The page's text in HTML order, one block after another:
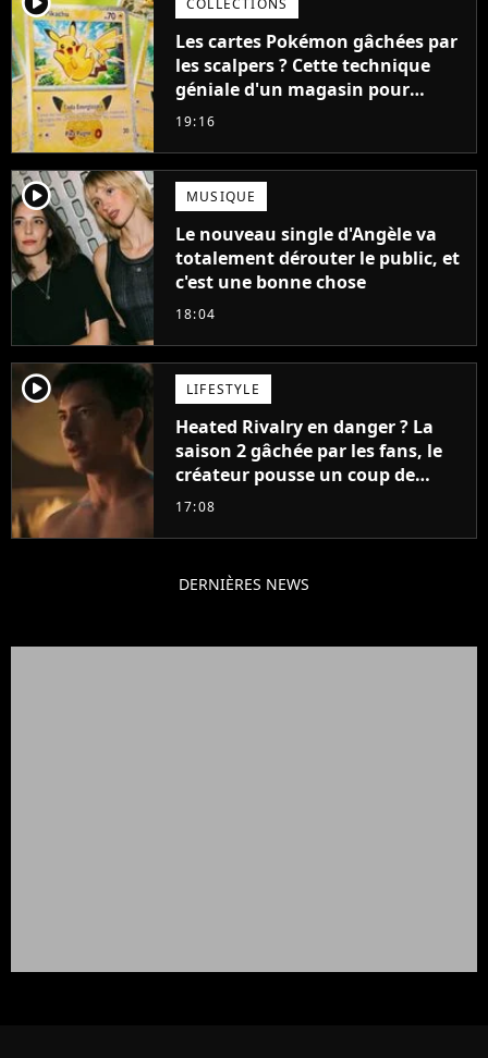
Les cartes Pokémon gâchées par
les scalpers ? Cette technique
géniale d'un magasin pour
ruiner les revendeurs
19:16
player2 MUSIQUE
Le nouveau single d'Angèle va
totalement dérouter le public, et
c'est une bonne chose
18:04
player2 LIFESTYLE
Heated Rivalry en danger ? La
saison 2 gâchée par les fans, le
créateur pousse un coup de
gueule
17:08
DERNIÈRES NEWS